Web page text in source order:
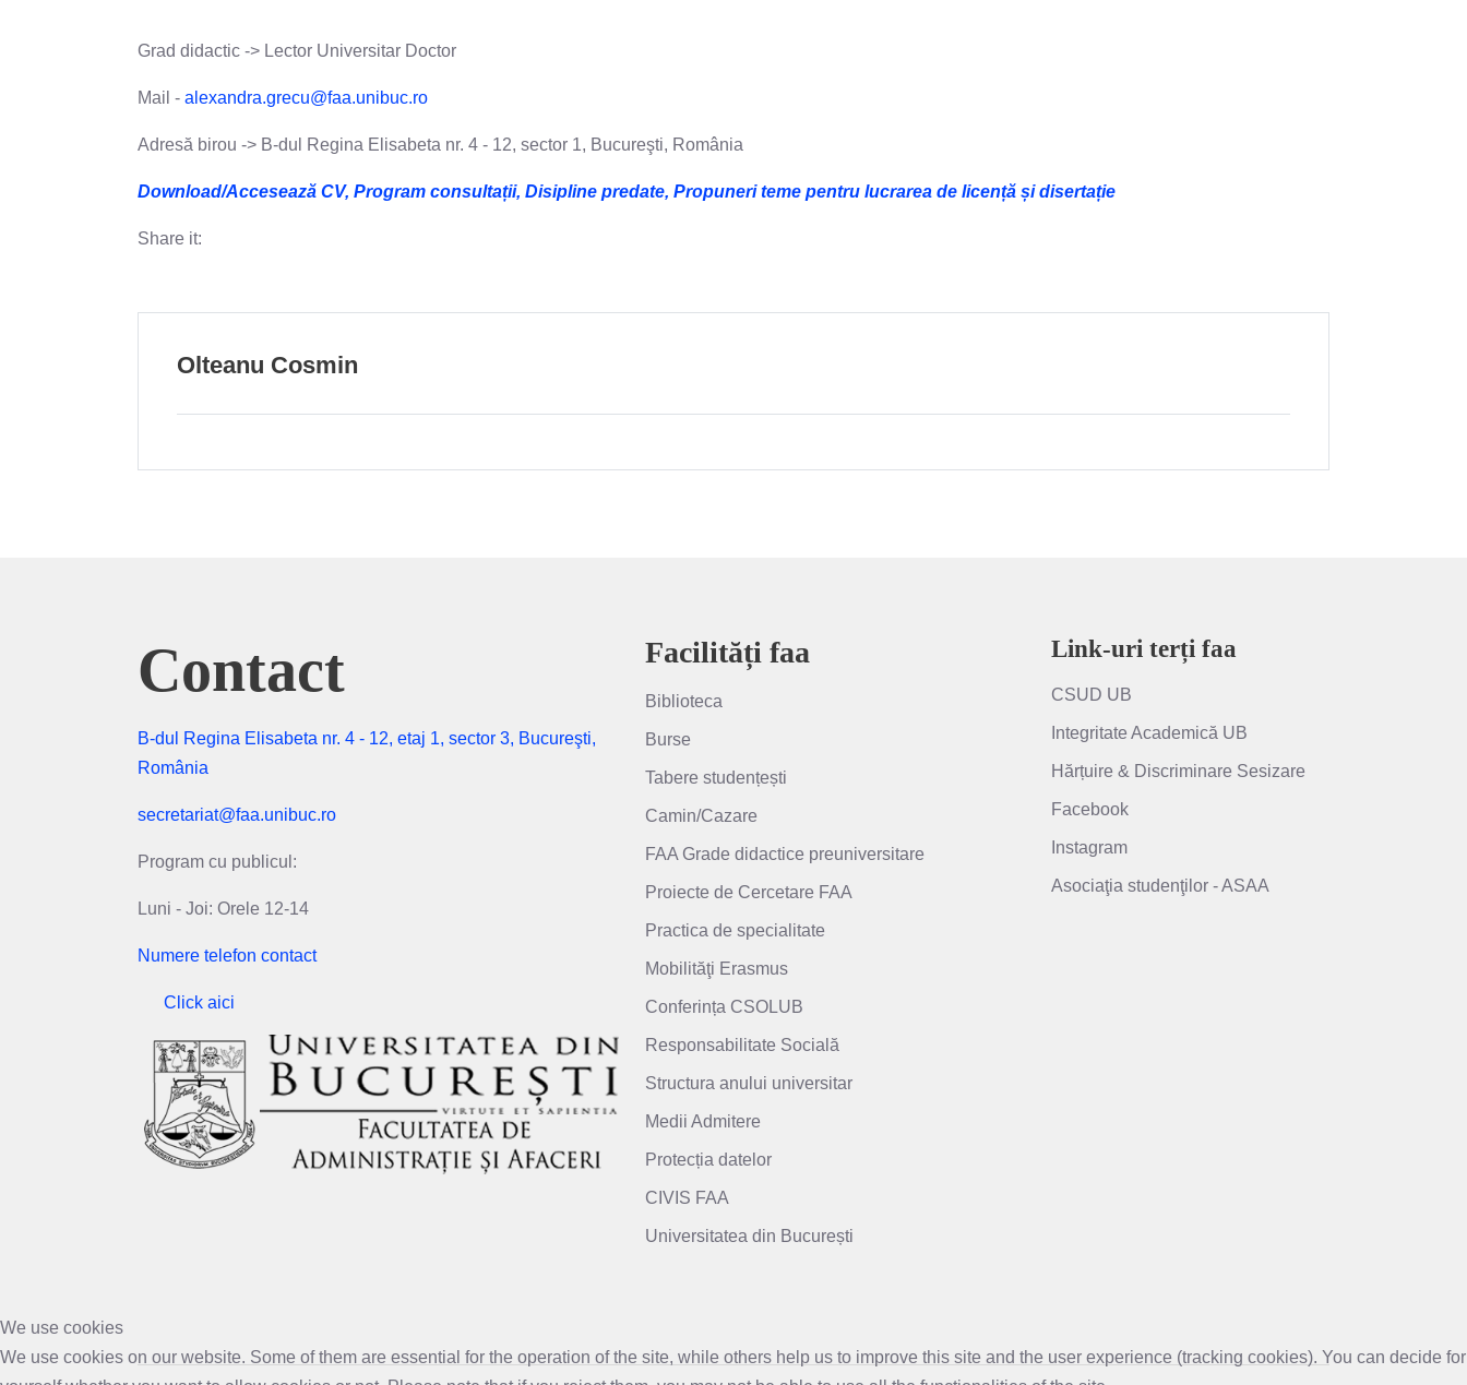
Grad didactic -> Lector Universitar Doctor
Mail - alexandra.grecu@faa.unibuc.ro
Adresă birou -> B-dul Regina Elisabeta nr. 4 - 12, sector 1, Bucureşti, România
Download/Accesează CV, Program consultații, Disipline predate, Propuneri teme pentru lucrarea de licență și disertație
Share it:
Olteanu Cosmin
Contact
B-dul Regina Elisabeta nr. 4 - 12, etaj 1, sector 3, Bucureşti,
România
secretariat@faa.unibuc.ro
Program cu publicul:
Luni - Joi: Orele 12-14
Numere telefon contact
Click aici
Facilități faa
Biblioteca
Burse
Tabere studențești
Camin/Cazare
FAA Grade didactice preuniversitare
Proiecte de Cercetare FAA
Practica de specialitate
Mobilităţi Erasmus
Conferința CSOLUB
Responsabilitate Socială
Structura anului universitar
Medii Admitere
Protecția datelor
CIVIS FAA
Universitatea din București
Link-uri terți faa
CSUD UB
Integritate Academică UB
Hărțuire & Discriminare Sesizare
Facebook
Instagram
Asociaţia studenţilor - ASAA
We use cookies
We use cookies on our website. Some of them are essential for the operation of the site, while others help us to improve this site and the user experience (tracking cookies). You can decide for